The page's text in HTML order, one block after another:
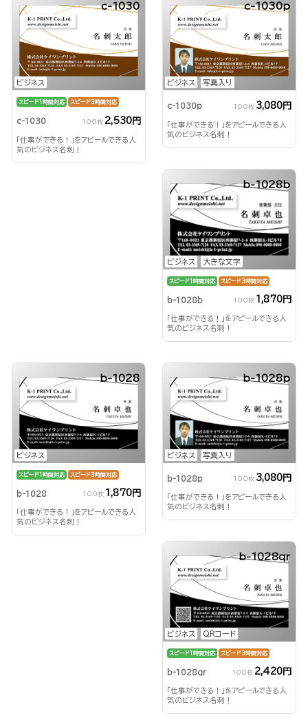
ビジネス
c-1030
スピード1時間対応 スピード3時間対応
c-1030 100枚 2,530円
「仕事ができる！」をアピールできる人
気のビジネス名刺！
ビジネス 写真入り
c-1030p
c-1030p 100枚 3,080円
「仕事ができる！」をアピールできる人
気のビジネス名刺！
ビジネス 大きな文字
b-1028b
スピード1時間対応 スピード3時間対応
b-1028b 100枚 1,870円
「仕事ができる！」をアピールできる人
気のビジネス名刺！
ビジネス
b-1028
スピード1時間対応 スピード3時間対応
b-1028 100枚 1,870円
「仕事ができる！」をアピールできる人
気のビジネス名刺！
ビジネス 写真入り
b-1028p
b-1028p 100枚 3,080円
「仕事ができる！」をアピールできる人
気のビジネス名刺！
ビジネス QRコード
b-1028qr
スピード1時間対応 スピード3時間対応
b-1028qr 100枚 2,420円
「仕事ができる！」をアピールできる人
気のビジネス名刺！